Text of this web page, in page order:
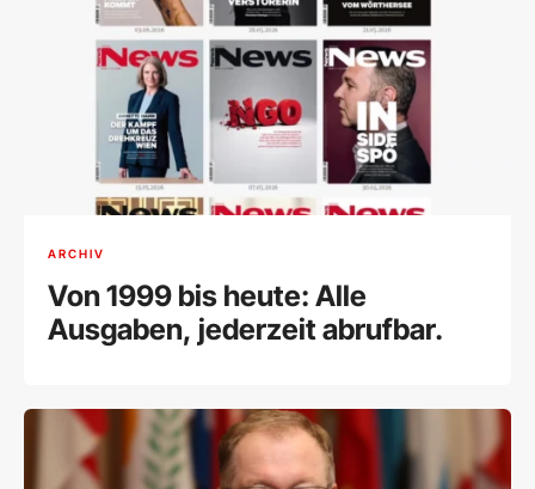
ARCHIV
Von 1999 bis heute: Alle
Ausgaben, jederzeit abrufbar.